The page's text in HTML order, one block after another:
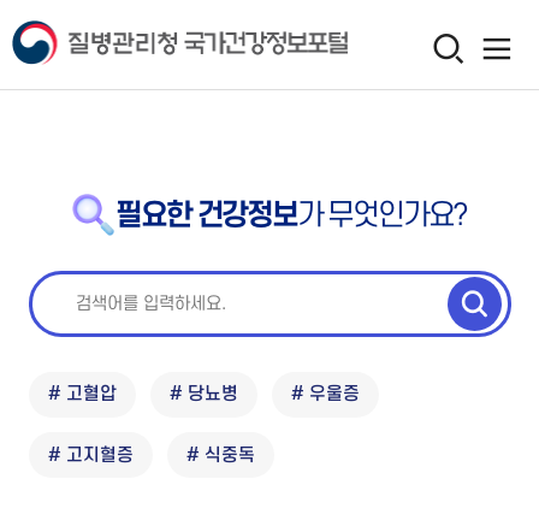
필요한 건강정보가 무엇인가요?
# 고혈압 # 당뇨병 # 우울증
# 고지혈증 # 식중독